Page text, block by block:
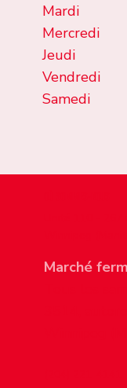
Mardi
Mercredi
Jeudi
Vendredi
Samedi
Marché